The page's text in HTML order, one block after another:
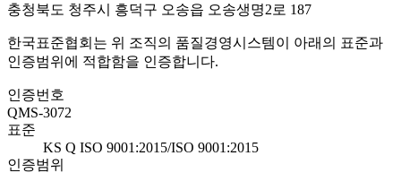
충청북도 청주시 흥덕구 오송읍 오송생명2로 187
한국표준협회는 위 조직의 품질경영시스템이 아래의 표준과
인증범위에 적합함을 인증합니다.
인증번호
QMS-3072
표준
KS Q ISO 9001:2015/ISO 9001:2015
인증범위